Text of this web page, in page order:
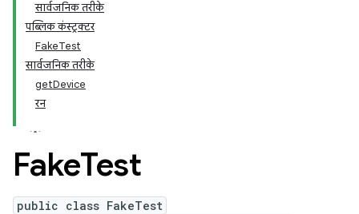
सार्वजनिक तरीके
पब्लिक कंस्ट्रक्टर
FakeTest
सार्वजनिक तरीके
getDevice
रन
FakeTest
public class FakeTest